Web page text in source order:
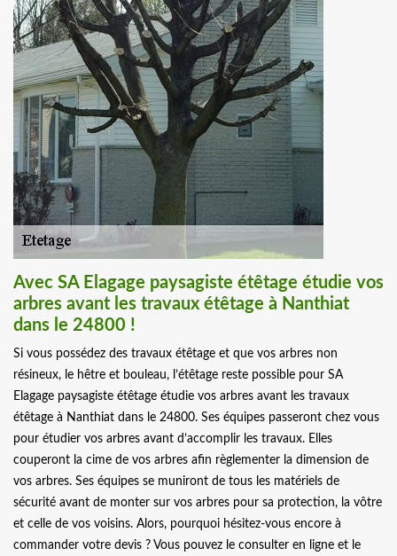
Avec SA Elagage paysagiste étêtage étudie vos
arbres avant les travaux étêtage à Nanthiat
dans le 24800 !
Si vous possédez des travaux étêtage et que vos arbres non
résineux, le hêtre et bouleau, l’étêtage reste possible pour SA
Elagage paysagiste étêtage étudie vos arbres avant les travaux
étêtage à Nanthiat dans le 24800. Ses équipes passeront chez vous
pour étudier vos arbres avant d’accomplir les travaux. Elles
couperont la cime de vos arbres afin règlementer la dimension de
vos arbres. Ses équipes se muniront de tous les matériels de
sécurité avant de monter sur vos arbres pour sa protection, la vôtre
et celle de vos voisins. Alors, pourquoi hésitez-vous encore à
commander votre devis ? Vous pouvez le consulter en ligne et le